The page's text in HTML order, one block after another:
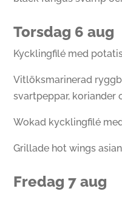
Torsdag 6 aug
Kycklingfilé med
Vitlöksmarinerad
svartpeppar, koriander
Wokad kycklingfilé
Grillade hot wings
Fredag 7 aug